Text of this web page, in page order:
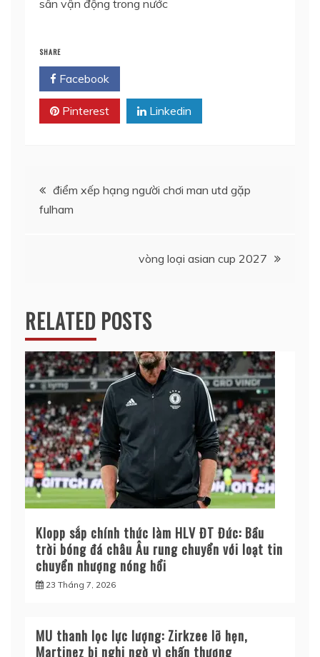
sân vận động trong nước
SHARE
Facebook
Pinterest Linkedin
Điều
hướng
điểm xếp hạng người chơi man utd gặp
fulham
vòng loại asian cup 2027
RELATED POSTS
Klopp sắp chính thức làm HLV ĐT Đức: Bầu
trời bóng đá châu Âu rung chuyển với loạt tin
chuyển nhượng nóng hổi
23 Tháng 7, 2026
MU thanh lọc lực lượng: Zirkzee lỡ hẹn,
Martinez bị nghi ngờ vì chấn thương